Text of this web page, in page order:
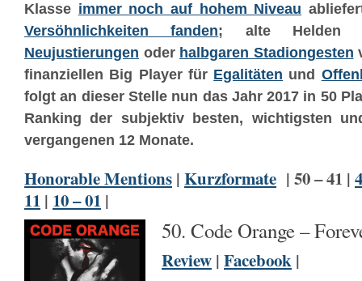
Klasse immer noch auf hohem Niveau
Versöhnlichkeiten fanden; alte Helden
Neujustierungen oder halbgaren Stadiongesten
finanziellen Big Player für Egalitäten und
folgt an dieser Stelle nun das Jahr 2017 in 50
Ranking der subjektiv besten, wichtigsten
vergangenen 12 Monate.
Honorable Mentions | Kurzformate | 50 – 41 |
11 | 10 – 01 |
50. Code Orange –
Review | Facebook |